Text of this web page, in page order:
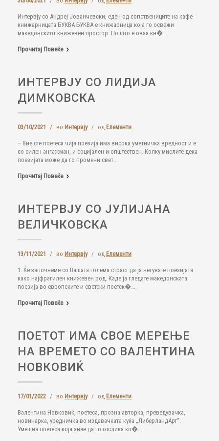
Интервју со Андреј Јованчевски, еден од сопствениците на кафе-
книжарницата БУКВА БУКВА е книжарница која го освежи
македонскиот книжевен простор. По што е оваа кн�...
Прочитај Повеќе
ИНТЕРВЈУ СО ЛИДИЈА
ДИМКОВСКА
03/10/2021 / во Интервју / од Елементи
– Вие сте поетеса чија поезија има висока уметничка вредност и е
со силен ангажман, и социјален и општествен. Колку мислите дека
поезијата може да го промени свет...
Прочитај Повеќе
ИНТЕРВЈУ СО ЈУЛИЈАНА
ВЕЛИЧКОВСКА
13/11/2021 / во Интервју / од Елементи
1. Ќе започнеме со Вашата голема страст да ја негувате поезијата
како најфрагилен книжевен род. Каде ја гледате македонската
поезија во европските и светски поетск�...
Прочитај Повеќе
ПОЕТОТ ИМА СВОЕ МЕРЕЊЕ
НА ВРЕМЕТО СО ВАЛЕНТИНА
НОВКОВИЌ
17/01/2022 / во Интервју / од Елементи
Валентина Новковиќ, поетеса, прозна авторка, преведувачка,
новинарка, уредничка во издавачката куќа „ЛиберландАрт“.
Умешна поетеса која знае да го отслика ко�...